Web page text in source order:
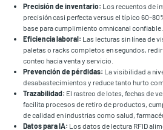
Precisión de inventario: Los recuentos de
precisión casi perfecta versus el típico
base para cumplimiento omnicanal confiable.
Eficiencia laboral: Las lecturas sin línea de
paletas o racks completos en segundos,
conteo hacia venta y servicio.
Prevención de pérdidas: La visibilidad a
desabastecimientos y reduce tanto hurto
Trazabilidad: El rastreo de lotes, fechas de
facilita procesos de retiro de productos,
de calidad en industrias como salud,
Datos para IA: Los datos de lectura RFID